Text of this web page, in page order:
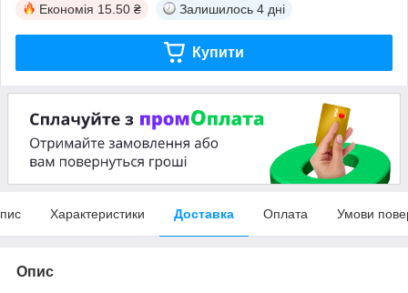
Економія 15.50 ₴ Залишилось 4 дні
Купити
Характеристики Доставка Оплата Умови
Опис